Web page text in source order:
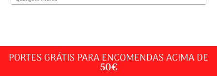
PORTES GRÁTIS PARA ENCOMENDAS ACIMA DE
50€